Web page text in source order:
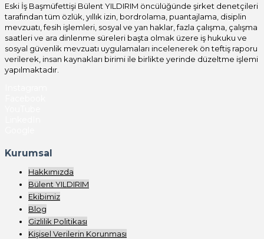
Eski İş Başmüfettişi Bülent YILDIRIM öncülüğünde şirket denetçileri
tarafından tüm özlük, yıllık izin, bordrolama, puantajlama, disiplin
mevzuatı, fesih işlemleri, sosyal ve yan haklar, fazla çalışma, çalışma
saatleri ve ara dinlenme süreleri başta olmak üzere iş hukuku ve
sosyal güvenlik mevzuatı uygulamaları incelenerek ön teftiş raporu
verilerek, insan kaynakları birimi ile birlikte yerinde düzeltme işlemi
yapılmaktadır.
Kurumsal
Hakkımızda
Bülent YILDIRIM
Ekibimiz
Blog
Gizlilik Politikası
Kişisel Verilerin Korunması